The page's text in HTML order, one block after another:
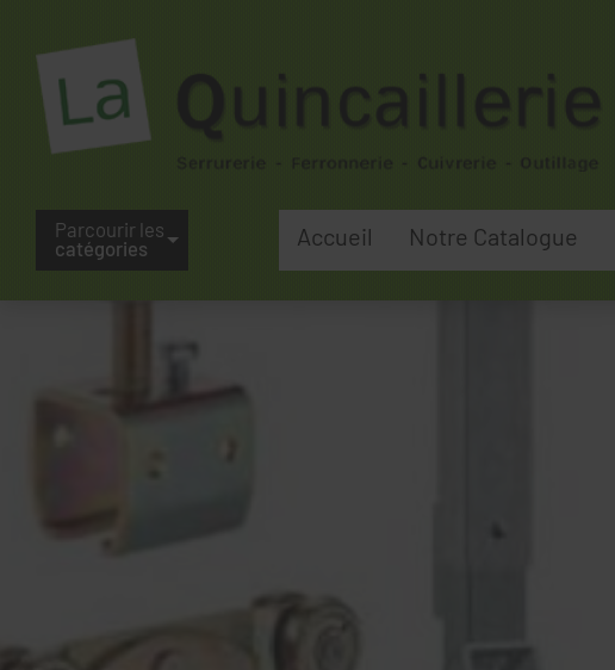
Parcourir les
catégories
Accueil Notre Catalogue